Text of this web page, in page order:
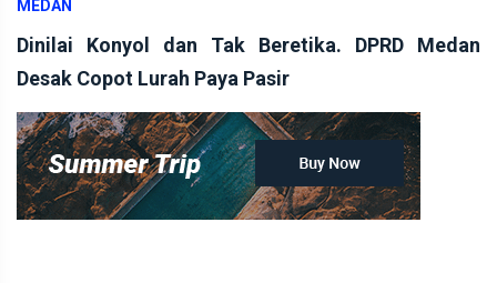
MEDAN
Dinilai Konyol dan Tak Beretika. DPRD Medan
Desak Copot Lurah Paya Pasir